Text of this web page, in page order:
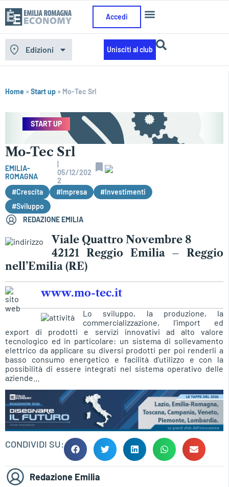
Accedi
Edizioni Unisciti al club
Home »Start up » Mo-Tec Srl
START UP
Mo-Tec Srl
EMILIA-
ROMAGNA
05/12/202
2
#Crescita
#Impresa
#Investimenti
#Sviluppo
REDAZIONE EMILIA
Viale Quattro Novembre 8
42121 Reggio Emilia – Reggio
nell’Emilia (RE)
www.mo-tec.it
Lo sviluppo, la produzione, la
commercializzazione, l’import ed
export di prodotti e servizi innovativi ad alto valore
tecnologico ed in particolare: un sistema di sollevamento
elettrico da applicare su diversi prodotti per poi renderli a
basso consumo energetico e facilità d’utilizzo e con la
possibilità di essere integrati nel sistema operativo delle
aziende…
CONDIVIDI SU:
Redazione Emilia